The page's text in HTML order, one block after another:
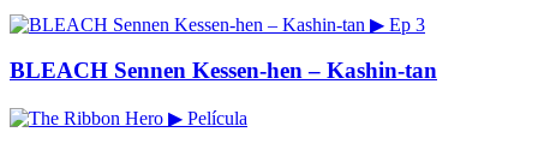
▶ Ep 3
BLEACH Sennen Kessen-hen – Kashin-tan
▶ Película